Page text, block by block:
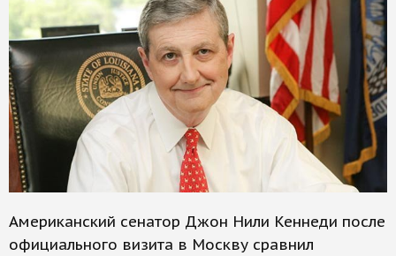
Американский сенатор Джон Нили Кеннеди после
официального визита в Москву сравнил